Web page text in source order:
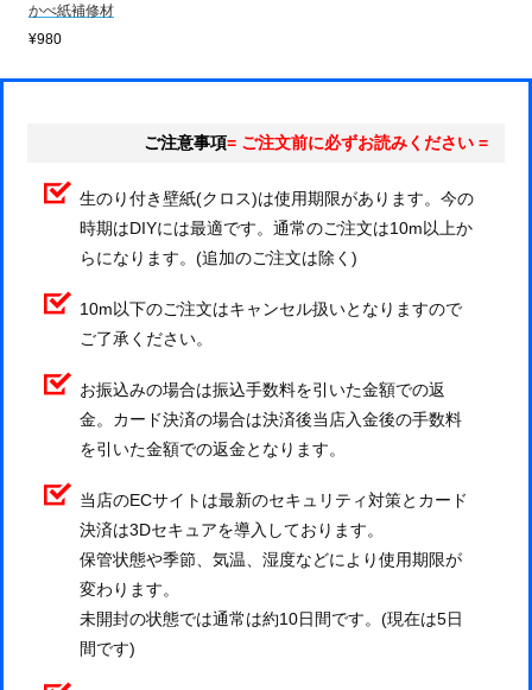
かべ紙補修材
¥980
ご注意事項= ご注文前に必ずお読みください =
生のり付き壁紙(クロス)は使用期限があります。今の
時期はDIYには最適です。通常のご注文は10m以上か
らになります。(追加のご注文は除く)
10m以下のご注文はキャンセル扱いとなりますので
ご了承ください。
お振込みの場合は振込手数料を引いた金額での返
金。カード決済の場合は決済後当店入金後の手数料
を引いた金額での返金となります。
当店のECサイトは最新のセキュリティ対策とカード
決済は3Dセキュアを導入しております。
保管状態や季節、気温、湿度などにより使用期限が
変わります。
未開封の状態では通常は約10日間です。(現在は5日
間です)